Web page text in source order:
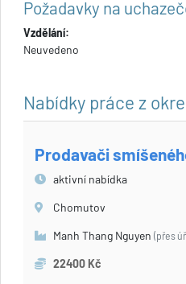
Požadavky na
Vzdělání:
Neuvedeno
Nabídky práce z
Prodavači
aktivní nabídka
Chomutov
Manh Thang Nguyen (přes
22400 Kč